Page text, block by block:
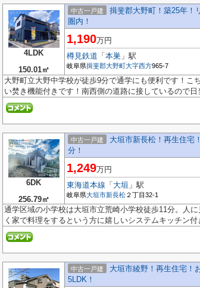
4LDK
150.01㎡
中古一戸建
揖斐郡大野町！築25年！
圏内！
1,190万円
樽見鉄道 「 本巣 」駅
岐阜県揖斐郡大野町大字西方965-7
大野町立大野中学校が徒歩9分で通学にも便利です！
い焚き機能付きです！南西側の道路に接しているので
6DK
256.79㎡
中古一戸建
大垣市新長松！再生住宅
分！
1,249万円
東海道本線 「 大垣 」駅
岐阜県大垣市新長松 ２丁目32-1
通学区域の小学校は大垣市立荒崎小学校徒歩11分。人
く家で料理をするという方に嬉しいシステムキッチン
中古一戸建
大垣市綾野！再生住宅！
5LDK！